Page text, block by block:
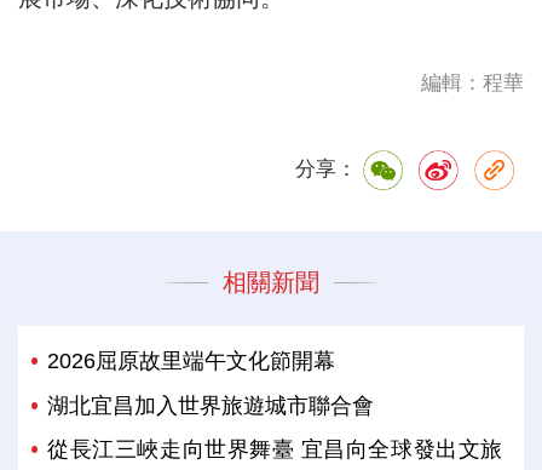
編輯：程華
分享：
相關新聞
2026屈原故里端午文化節開幕
湖北宜昌加入世界旅遊城市聯合會
從長江三峽走向世界舞臺 宜昌向全球發出文旅